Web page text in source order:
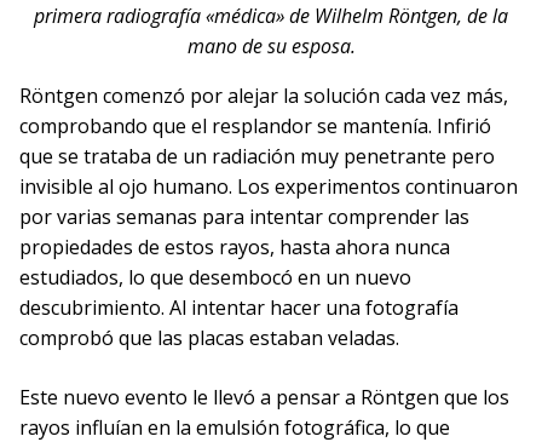
primera radiografía «médica» de Wilhelm Röntgen, de la
mano de su esposa.
Röntgen comenzó por alejar la solución cada vez más,
comprobando que el resplandor se mantenía. Infirió
que se trataba de un radiación muy penetrante pero
invisible al ojo humano. Los experimentos continuaron
por varias semanas para intentar comprender las
propiedades de estos rayos, hasta ahora nunca
estudiados, lo que desembocó en un nuevo
descubrimiento. Al intentar hacer una fotografía
comprobó que las placas estaban veladas.
Este nuevo evento le llevó a pensar a Röntgen que los
rayos influían en la emulsión fotográfica, lo que